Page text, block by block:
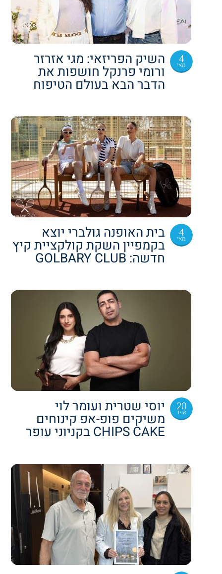
4
מאי השיק הפריזאי: מגי אזרזר
ורומי פרנקל חושפות את
הדבר הבא בעולם הטיפוח
4
מאי בית האופנה גולברי יוצא
בקמפיין השקת קולקציית קיץ
חדשה: GOLBARY CLUB
20
אפר יוסי שטרית ועומר לוי
משיקים פופ-אפ קינוחים
CHIPS CAKE בקניוני עופר